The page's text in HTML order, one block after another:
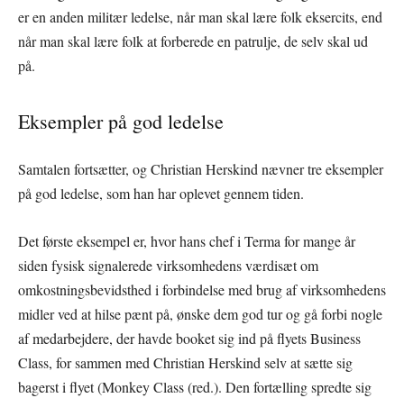
er en anden militær ledelse, når man skal lære folk eksercits, end
når man skal lære folk at forberede en patrulje, de selv skal ud
på.
Eksempler på god ledelse
Samtalen fortsætter, og Christian Herskind nævner tre eksempler
på god ledelse, som han har oplevet gennem tiden.
Det første eksempel er, hvor hans chef i Terma for mange år
siden fysisk signalerede virksomhedens værdisæt om
omkostningsbevidsthed i forbindelse med brug af virksomhedens
midler ved at hilse pænt på, ønske dem god tur og gå forbi nogle
af medarbejdere, der havde booket sig ind på flyets Business
Class, for sammen med Christian Herskind selv at sætte sig
bagerst i flyet (Monkey Class (red.). Den fortælling spredte sig